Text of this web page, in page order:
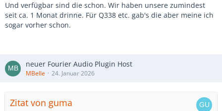
Und verfügbar sind die schon. Wir haben unsere zumindest
seit ca. 1 Monat drinne. Für Q338 etc. gab's die aber meine ich
sogar vorher schon.
neuer Fourier Audio Plugin Host
MBelle 24. Januar 2026
Zitat von guma